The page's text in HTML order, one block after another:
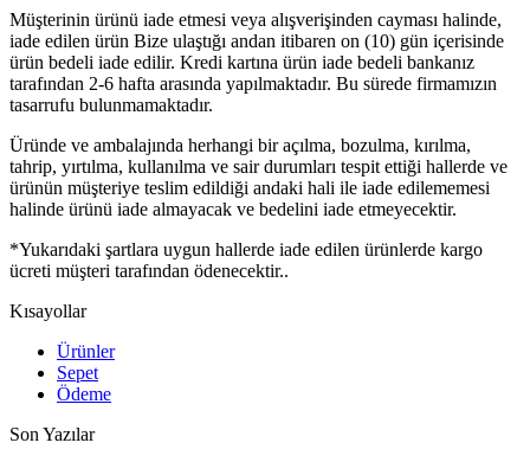
Müşterinin ürünü iade etmesi veya alışverişinden cayması halinde,
iade edilen ürün Bize ulaştığı andan itibaren on (10) gün içerisinde
ürün bedeli iade edilir. Kredi kartına ürün iade bedeli bankanız
tarafından 2-6 hafta arasında yapılmaktadır. Bu sürede firmamızın
tasarrufu bulunmamaktadır.
Üründe ve ambalajında herhangi bir açılma, bozulma, kırılma,
tahrip, yırtılma, kullanılma ve sair durumları tespit ettiği hallerde ve
ürünün müşteriye teslim edildiği andaki hali ile iade edilememesi
halinde ürünü iade almayacak ve bedelini iade etmeyecektir.
*Yukarıdaki şartlara uygun hallerde iade edilen ürünlerde kargo
ücreti müşteri tarafından ödenecektir..
Kısayollar
Ürünler
Sepet
Ödeme
Son Yazılar